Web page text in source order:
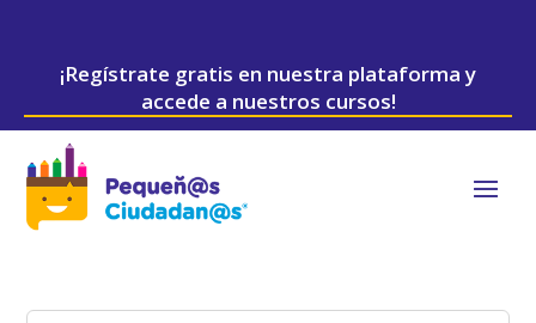
¡Regístrate gratis en nuestra plataforma y
accede a nuestros cursos!